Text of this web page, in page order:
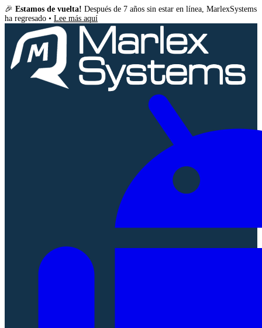
🎉 Estamos de vuelta! Después de 7 años sin estar en línea, MarlexSystems
ha regresado • Lee más aquí